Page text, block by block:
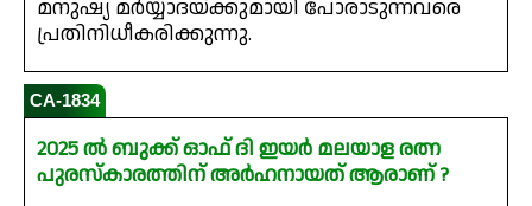
മനുഷ്യ മർയ്യാദയ്ക്കുമായി പോരാടുന്നവരെ
പ്രതിനിധീകരിക്കുന്നു.
CA-1834
2025 ൽ ബുക്ക് ഓഫ് ദി ഇയർ മലയാള രത്ന
പുരസ്‌കാരത്തിന് അർഹനായത് ആരാണ് ?